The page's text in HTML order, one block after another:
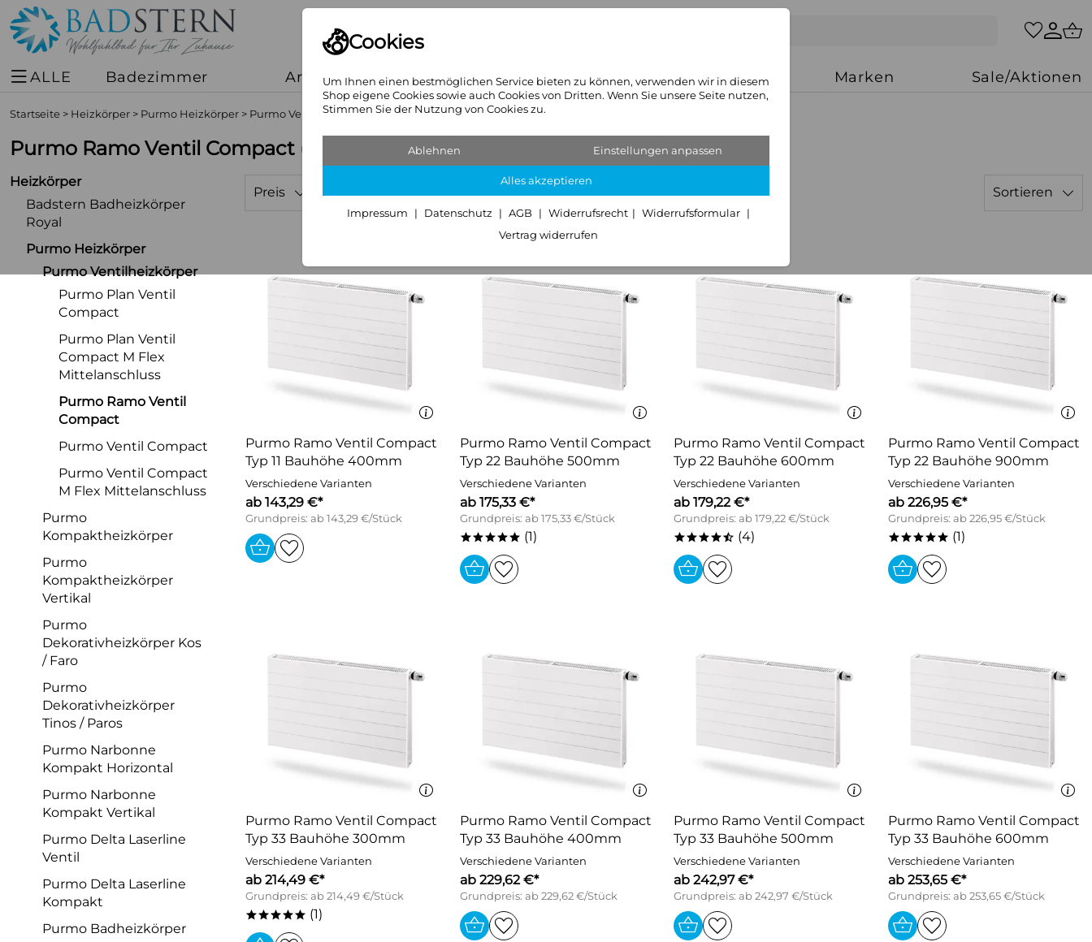
Cookies
Um Ihnen einen bestmöglichen Service bieten zu können, verwenden wir in diesem
Shop eigene Cookies sowie auch Cookies von Dritten. Wenn Sie unsere Seite nutzen,
Stimmen Sie der Nutzung von Cookies zu.
Ablehnen Einstellungen anpassen
Alles akzeptieren
Impressum Datenschutz AGB Widerrufsrecht
Widerrufsformular
Vertrag widerrufen
ALLE Badezimmer Armaturen Heizkörper Sanitär & Heizung Marken Sale/Aktionen
Startseite > Heizkörper > Purmo Heizkörper > Purmo Ventilheizkörper
Purmo Ramo Ventil Compact (41 Artikel)
Heizkörper
Badstern Badheizkörper
Royal
Purmo Heizkörper
Purmo Ventilheizkörper
Purmo Plan Ventil
Compact
Purmo Plan Ventil
Compact M Flex
Mittelanschluss
Purmo Ramo Ventil
Compact
Purmo Ventil Compact
Purmo Ventil Compact
M Flex Mittelanschluss
Purmo
Kompaktheizkörper
Purmo
Kompaktheizkörper
Vertikal
Purmo
Dekorativheizkörper Kos
/ Faro
Purmo
Dekorativheizkörper
Tinos / Paros
Purmo Narbonne
Kompakt Horizontal
Purmo Narbonne
Kompakt Vertikal
Purmo Delta Laserline
Ventil
Purmo Delta Laserline
Kompakt
Purmo Badheizkörper
Preis Sortieren
Purmo Ramo Ventil Compact
Typ 11 Bauhöhe 400mm
Verschiedene Varianten
ab 143,29 €*
Grundpreis: ab 143,29 €/Stück
Purmo Ramo Ventil Compact
Typ 22 Bauhöhe 500mm
Verschiedene Varianten
ab 175,33 €*
Grundpreis: ab 175,33 €/Stück
***** (1)
Purmo Ramo Ventil Compact
Typ 22 Bauhöhe 600mm
Verschiedene Varianten
ab 179,22 €*
Grundpreis: ab 179,22 €/Stück
****/ (4)
Purmo Ramo Ventil Compact
Typ 22 Bauhöhe 900mm
Verschiedene Varianten
ab 226,95 €*
Grundpreis: ab 226,95 €/Stück
***** (1)
Purmo Ramo Ventil Compact
Typ 33 Bauhöhe 300mm
Verschiedene Varianten
ab 214,49 €*
Grundpreis: ab 214,49 €/Stück
***** (1)
Purmo Ramo Ventil Compact
Typ 33 Bauhöhe 400mm
Verschiedene Varianten
ab 229,62 €*
Grundpreis: ab 229,62 €/Stück
Purmo Ramo Ventil Compact
Typ 33 Bauhöhe 500mm
Verschiedene Varianten
ab 242,97 €*
Grundpreis: ab 242,97 €/Stück
Purmo Ramo Ventil Compact
Typ 33 Bauhöhe 600mm
Verschiedene Varianten
ab 253,65 €*
Grundpreis: ab 253,65 €/Stück